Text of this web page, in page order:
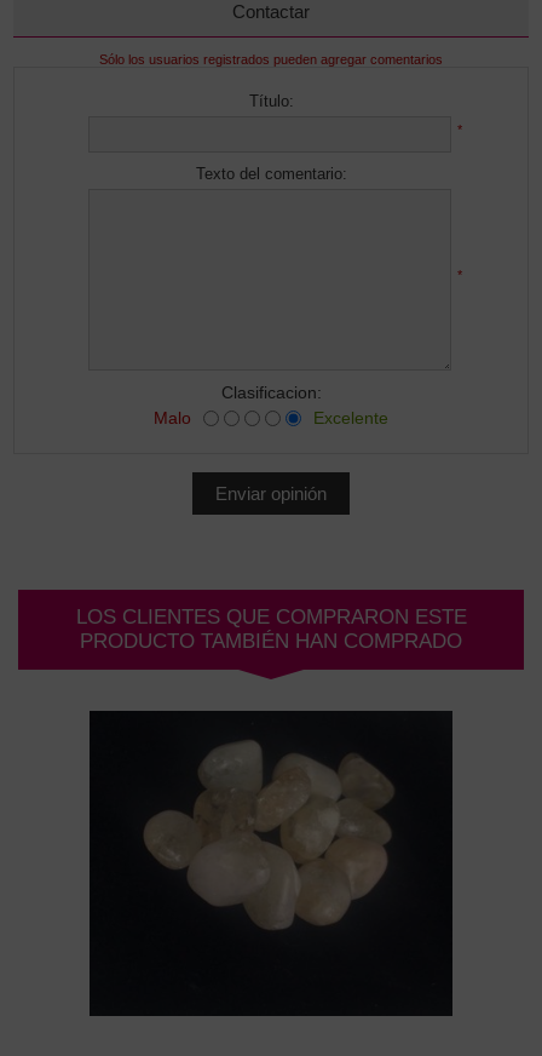
Contactar
Sólo los usuarios registrados pueden agregar comentarios
Título:
*
Texto del comentario:
*
Clasificacion:
Malo
Excelente
LOS CLIENTES QUE COMPRARON ESTE
PRODUCTO TAMBIÉN HAN COMPRADO